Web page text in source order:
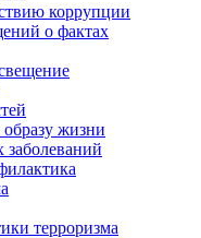
коррупции
о фактах
жизни
терроризма